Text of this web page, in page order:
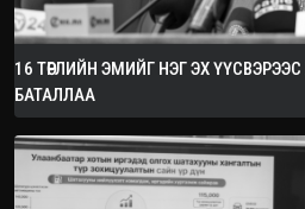
16 ТӨРЛИЙН ЭМИЙГ НЭГ ЭХ
БАТАЛЛАА